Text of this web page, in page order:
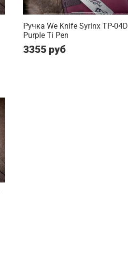
Ручка We Knife Syrinx TP-04D
Purple Ti Pen
3355 руб